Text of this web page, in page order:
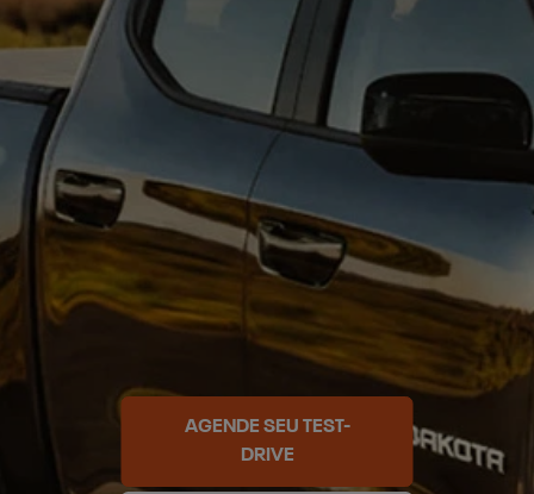
AGENDE SEU TEST-
DRIVE